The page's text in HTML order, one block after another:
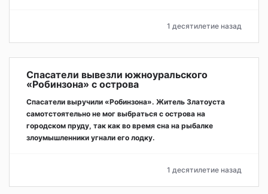
1 десятилетие назад
Спасатели вывезли южноуральского
«Робинзона» с острова
Спасатели выручили «Робинзона». Житель Златоуста
самотстоятельно не мог выбраться с острова на
городском пруду, так как во время сна на рыбалке
злоумышленники угнали его лодку.
1 десятилетие назад